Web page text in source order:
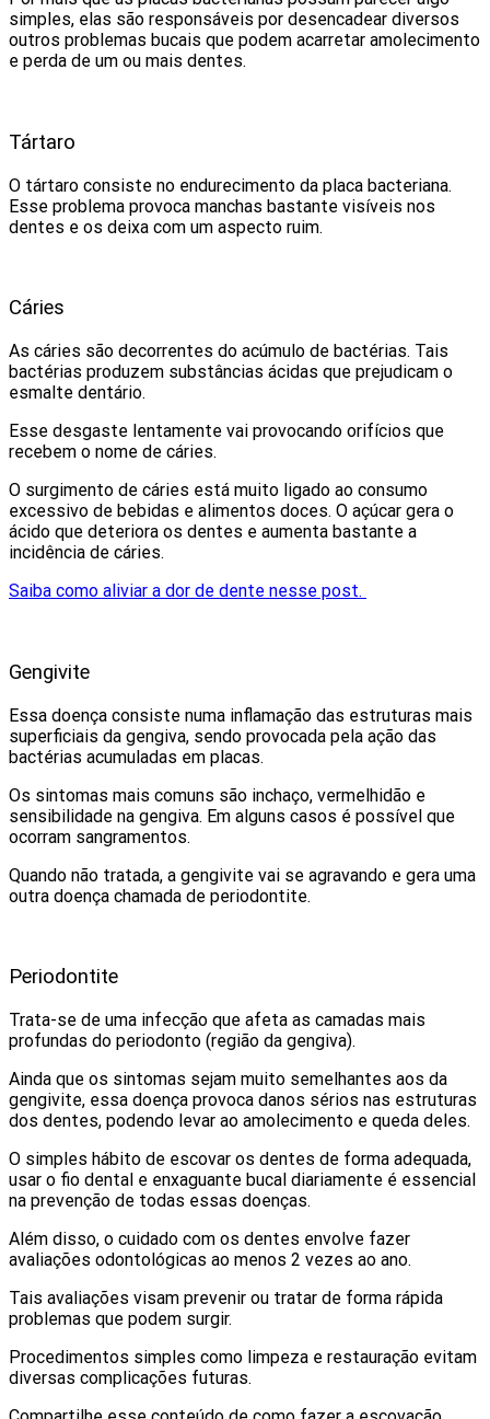
simples, elas são responsáveis por desencadear diversos
outros problemas bucais que podem acarretar amolecimento
e perda de um ou mais dentes.
Tártaro
O tártaro consiste no endurecimento da placa bacteriana.
Esse problema provoca manchas bastante visíveis nos
dentes e os deixa com um aspecto ruim.
Cáries
As cáries são decorrentes do acúmulo de bactérias. Tais
bactérias produzem substâncias ácidas que prejudicam o
esmalte dentário.
Esse desgaste lentamente vai provocando orifícios que
recebem o nome de cáries.
O surgimento de cáries está muito ligado ao consumo
excessivo de bebidas e alimentos doces. O açúcar gera o
ácido que deteriora os dentes e aumenta bastante a
incidência de cáries.
Saiba como aliviar a dor de dente nesse post.
Gengivite
Essa doença consiste numa inflamação das estruturas mais
superficiais da gengiva, sendo provocada pela ação das
bactérias acumuladas em placas.
Os sintomas mais comuns são inchaço, vermelhidão e
sensibilidade na gengiva. Em alguns casos é possível que
ocorram sangramentos.
Quando não tratada, a gengivite vai se agravando e gera uma
outra doença chamada de periodontite.
Periodontite
Trata-se de uma infecção que afeta as camadas mais
profundas do periodonto (região da gengiva).
Ainda que os sintomas sejam muito semelhantes aos da
gengivite, essa doença provoca danos sérios nas estruturas
dos dentes, podendo levar ao amolecimento e queda deles.
O simples hábito de escovar os dentes de forma adequada,
usar o fio dental e enxaguante bucal diariamente é essencial
na prevenção de todas essas doenças.
Além disso, o cuidado com os dentes envolve fazer
avaliações odontológicas ao menos 2 vezes ao ano.
Tais avaliações visam prevenir ou tratar de forma rápida
problemas que podem surgir.
Procedimentos simples como limpeza e restauração evitam
diversas complicações futuras.